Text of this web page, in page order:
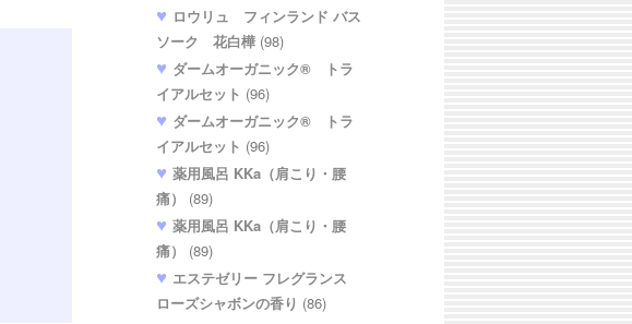
ロウリュ フィンランド バス
ソーク 花白樺 (98)
ダームオーガニック® トラ
イアルセット (96)
ダームオーガニック® トラ
イアルセット (96)
薬用風呂 KKa（肩こり・腰
痛）
(89)
薬用風呂 KKa（肩こり・腰
痛）
(89)
エステゼリー フレグランス
ローズシャボンの香り (86)